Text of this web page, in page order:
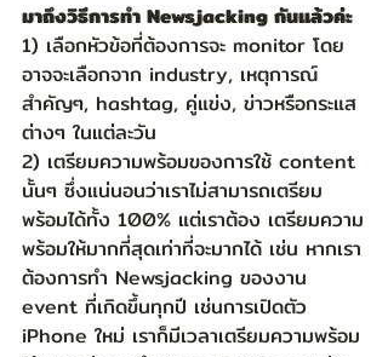
มาถึงวิธีการทำ Newsjacking กันแล้วค่ะ
1) เลือกหัวข้อที่ต้องการจะ monitor โดย
อาจจะเลือกจาก industry, เหตุการณ์
สำคัญๆ, hashtag, คู่แข่ง, ข่าวหรือกระแส
ต่างๆ ในแต่ละวัน
2) เตรียมความพร้อมของการใช้ content
นั้นๆ ซึ่งแน่นอนว่าเราไม่สามารถเตรียม
พร้อมได้ทั้ง 100% แต่เราต้อง เตรียมความ
พร้อมให้มากที่สุดเท่าที่จะมากได้ เช่น หากเรา
ต้องการทำ Newsjacking ของงาน
event ที่เกิดขึ้นทุกปี เช่นการเปิดตัว
iPhone ใหม่ เราก็มีเวลาเตรียมความพร้อม